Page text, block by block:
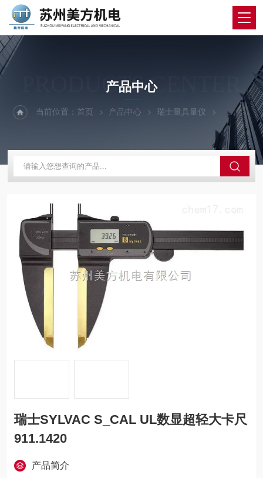
PRODUCTS CENTER
产品中心
当前位置：首页 产品中心 瑞士量具量仪 SYLVAC
瑞士SYLVAC S_CAL UL数显超轻大卡尺
911.1420
产品简介